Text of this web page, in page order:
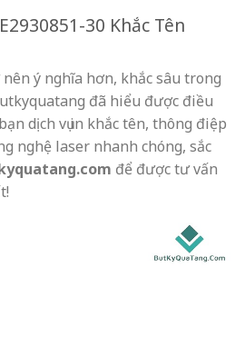
30 Khắc Tên
ý nghĩa hơn, khắc sâu trong
đã hiểu được điều
dịch vụ in khắc tên, thông điệp
nghệ laser nhanh chóng, sắc
để được tư vấn